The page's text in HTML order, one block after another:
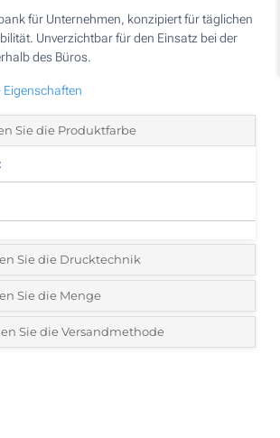
für Unternehmen, konzipiert für täglichen
Unverzichtbar für den Einsatz bei der
des Büros.
Eigenschaften
Sie die Produktfarbe
Sie die Drucktechnik
Druck- und Farbtechniken für Ihr Logo:
Seite)
Sie die Menge
Ihre gewünschte Menge
Sie die Versandmethode